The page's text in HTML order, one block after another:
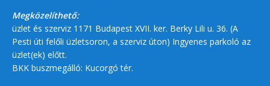
Megközelíthető:
üzlet és szerviz 1171 Budapest XVII. ker. Berky Lili u. 36. (A
Pesti úti felőli üzletsoron, a szerviz úton) Ingyenes parkoló az
üzlet(ek) előtt.
BKK buszmegálló: Kucorgó tér.